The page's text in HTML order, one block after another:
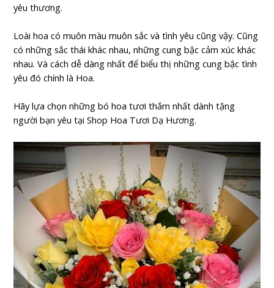
yêu thương.
Loài hoa có muôn màu muôn sắc và tình yêu cũng vậy. Cũng
có những sắc thái khác nhau, những cung bậc cảm xúc khác
nhau. Và cách dễ dàng nhất để biểu thị những cung bậc tình
yêu đó chính là Hoa.
Hãy lựa chọn những bó hoa tươi thắm nhất dành tặng
người bạn yêu tại Shop Hoa Tươi Dạ Hương.